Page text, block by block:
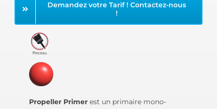
Demandez votre Tarif ! Contactez-nous
!
Propeller Primer est un primaire mono-